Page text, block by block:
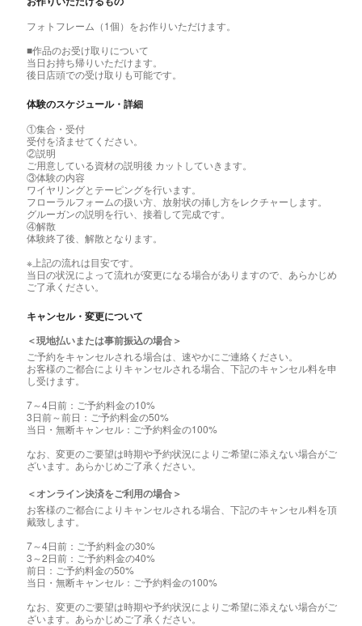
フォトフレーム（1個）をお作りいただけます。
■作品のお受け取りについて
当日お持ち帰りいただけます。
後日店頭での受け取りも可能です。
体験のスケジュール・詳細
①集合・受付
受付を済ませてください。
②説明
ご用意している資材の説明後 カットしていきます。
③体験の内容
ワイヤリングとテーピングを行います。
フローラルフォームの扱い方、放射状の挿し方をレクチャーします。
グルーガンの説明を行い、接着して完成です。
④解散
体験終了後、解散となります。
※上記の流れは目安です。
当日の状況によって流れが変更になる場合がありますので、あらかじめ
ご了承ください。
キャンセル・変更について
＜現地払いまたは事前振込の場合＞
ご予約をキャンセルされる場合は、速やかにご連絡ください。
お客様のご都合によりキャンセルされる場合、下記のキャンセル料を申
し受けます。
7～4日前：ご予約料金の10%
3日前～前日：ご予約料金の50%
当日・無断キャンセル：ご予約料金の100%
なお、変更のご要望は時期や予約状況によりご希望に添えない場合がご
ざいます。あらかじめご了承ください。
＜オンライン決済をご利用の場合＞
お客様のご都合によりキャンセルされる場合、下記のキャンセル料を頂
戴致します。
7～4日前：ご予約料金の30%
3～2日前：ご予約料金の40%
前日：ご予約料金の50%
当日・無断キャンセル：ご予約料金の100%
なお、変更のご要望は時期や予約状況によりご希望に添えない場合がご
ざいます。あらかじめご了承ください。